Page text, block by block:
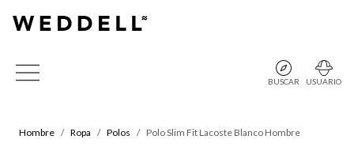
BUSCAR USUARIO
Hombre Ropa Polos Polo Slim Fit Lacoste Blanco Hombre